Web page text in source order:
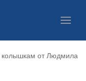
колышкам от Людмила